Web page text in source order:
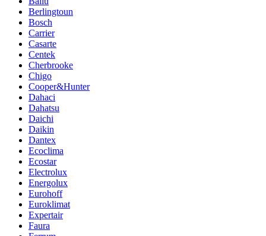
Berlingtoun
Bosch
Carrier
Casarte
Centek
Cherbrooke
Chigo
Cooper&Hunter
Dahaci
Dahatsu
Daichi
Daikin
Dantex
Ecoclima
Ecostar
Electrolux
Energolux
Eurohoff
Euroklimat
Expertair
Faura